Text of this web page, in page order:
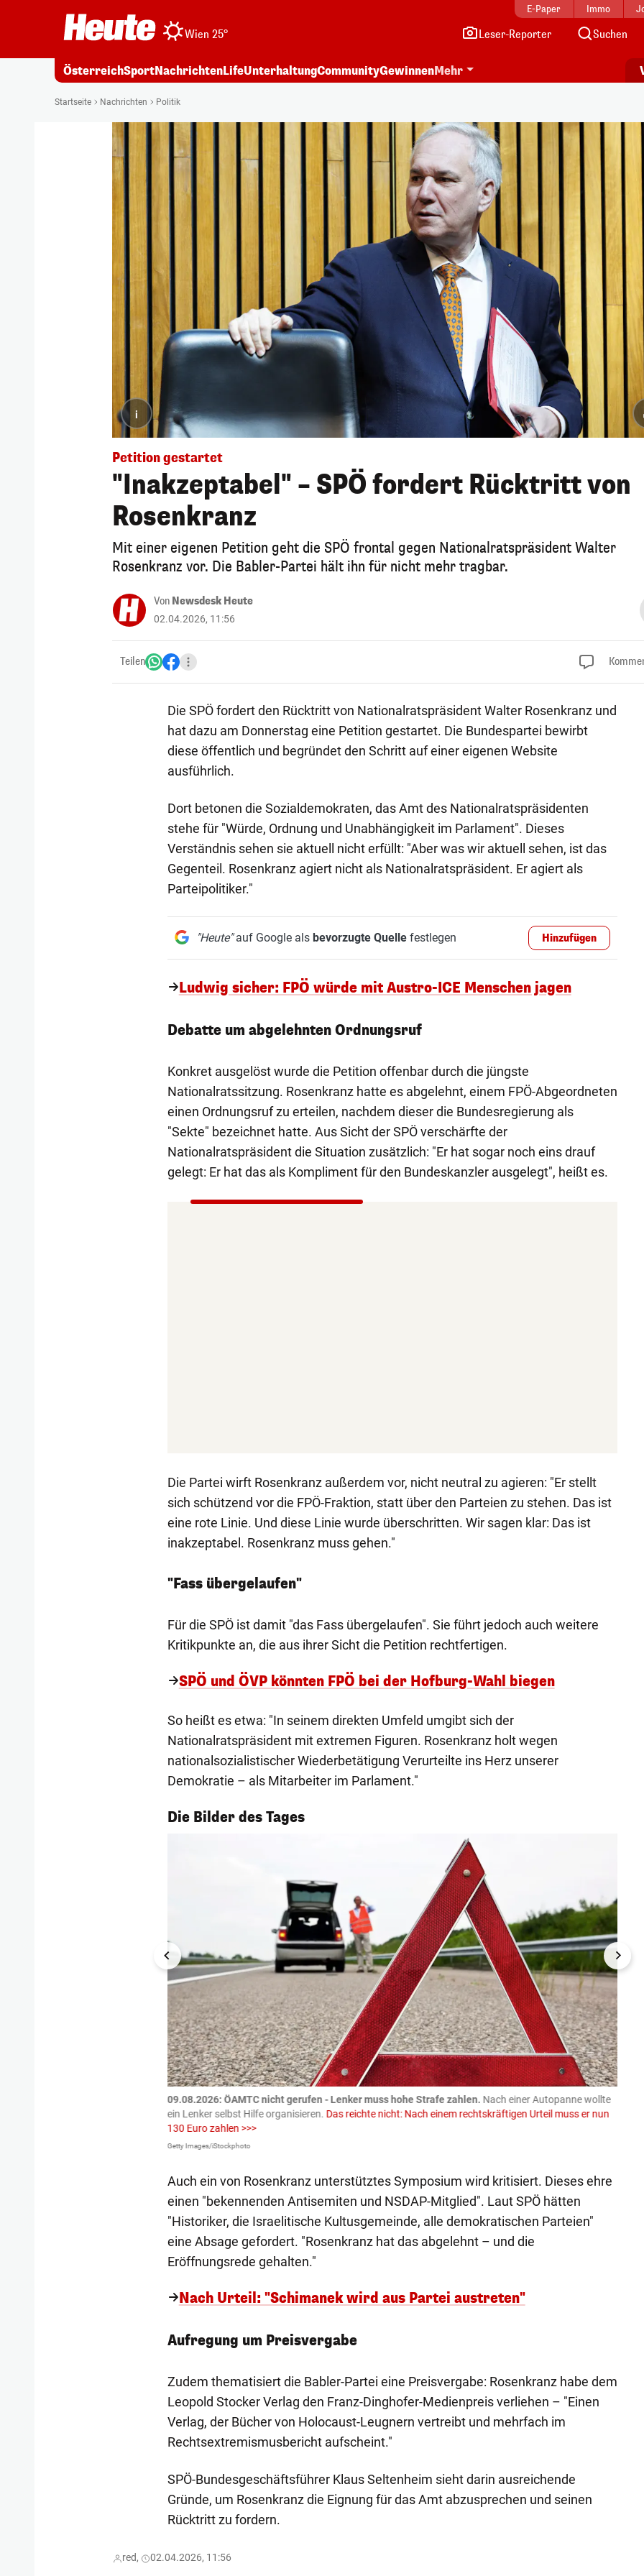
E-Paper Immo
Wien 25° Leser-Reporter Suchen
ÖsterreichSportNachrichtenLifeUnterhaltungCommunityGewinnenMehr
Startseite Nachrichten Politik
i
Petition gestartet
"Inakzeptabel" – SPÖ fordert Rücktritt von
Rosenkranz
Mit einer eigenen Petition geht die SPÖ frontal gegen Nationalratspräsident Walter
Rosenkranz vor. Die Babler-Partei hält ihn für nicht mehr tragbar.
Von Newsdesk Heute
02.04.2026, 11:56
Teilen
Die SPÖ fordert den Rücktritt von Nationalratspräsident Walter Rosenkranz und
hat dazu am Donnerstag eine Petition gestartet. Die Bundespartei bewirbt
diese öffentlich und begründet den Schritt auf einer eigenen Website
ausführlich.
Dort betonen die Sozialdemokraten, das Amt des Nationalratspräsidenten
stehe für "Würde, Ordnung und Unabhängigkeit im Parlament". Dieses
Verständnis sehen sie aktuell nicht erfüllt: "Aber was wir aktuell sehen, ist das
Gegenteil. Rosenkranz agiert nicht als Nationalratspräsident. Er agiert als
Parteipolitiker."
"Heute"auf Google als bevorzugte Quellefestlegen Hinzufügen
Ludwig sicher: FPÖ würde mit Austro-ICE Menschen jagen
Debatte um abgelehnten Ordnungsruf
Konkret ausgelöst wurde die Petition offenbar durch die jüngste
Nationalratssitzung. Rosenkranz hatte es abgelehnt, einem FPÖ-Abgeordneten
einen Ordnungsruf zu erteilen, nachdem dieser die Bundesregierung als
"Sekte" bezeichnet hatte. Aus Sicht der SPÖ verschärfte der
Nationalratspräsident die Situation zusätzlich: "Er hat sogar noch eins drauf
gelegt: Er hat das als Kompliment für den Bundeskanzler ausgelegt", heißt es.
Die Partei wirft Rosenkranz außerdem vor, nicht neutral zu agieren: "Er stellt
sich schützend vor die FPÖ-Fraktion, statt über den Parteien zu stehen. Das ist
eine rote Linie. Und diese Linie wurde überschritten. Wir sagen klar: Das ist
inakzeptabel. Rosenkranz muss gehen."
"Fass übergelaufen"
Für die SPÖ ist damit "das Fass übergelaufen". Sie führt jedoch auch weitere
Kritikpunkte an, die aus ihrer Sicht die Petition rechtfertigen.
SPÖ und ÖVP könnten FPÖ bei der Hofburg-Wahl biegen
So heißt es etwa: "In seinem direkten Umfeld umgibt sich der
Nationalratspräsident mit extremen Figuren. Rosenkranz holt wegen
nationalsozialistischer Wiederbetätigung Verurteilte ins Herz unserer
Demokratie – als Mitarbeiter im Parlament."
Die Bilder des Tages
1/57
09.08.2026: ÖAMTC nicht gerufen - Lenker muss hohe Strafe zahlen. Nach einer Autopanne wollte
ein Lenker selbst Hilfe organisieren. Das reichte nicht: Nach einem rechtskräftigen Urteil muss er nun
130 Euro zahlen >>>
Getty Images/iStockphoto
Auch ein von Rosenkranz unterstütztes Symposium wird kritisiert. Dieses ehre
einen "bekennenden Antisemiten und NSDAP-Mitglied". Laut SPÖ hätten
"Historiker, die Israelitische Kultusgemeinde, alle demokratischen Parteien"
eine Absage gefordert. "Rosenkranz hat das abgelehnt – und die
Eröffnungsrede gehalten."
Nach Urteil: "Schimanek wird aus Partei austreten"
Aufregung um Preisvergabe
Zudem thematisiert die Babler-Partei eine Preisvergabe: Rosenkranz habe dem
Leopold Stocker Verlag den Franz-Dinghofer-Medienpreis verliehen – "Einen
Verlag, der Bücher von Holocaust-Leugnern vertreibt und mehrfach im
Rechtsextremismusbericht aufscheint."
SPÖ-Bundesgeschäftsführer Klaus Seltenheim sieht darin ausreichende
Gründe, um Rosenkranz die Eignung für das Amt abzusprechen und seinen
Rücktritt zu fordern.
red, 02.04.2026, 11:56